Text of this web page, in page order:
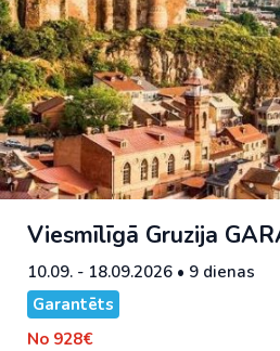
Viesmīlīgā Gruzija
10.09. - 18.09.2026 • 9 dienas
Garantēts
No 928€